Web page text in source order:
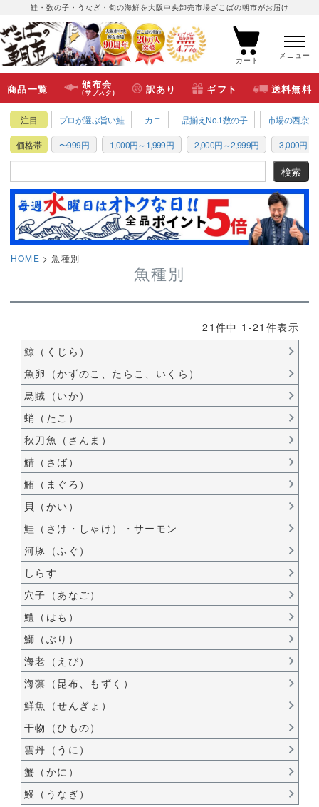
鮭・数の子・うなぎ・旬の海鮮を大阪中央卸売市場ざこばの朝市がお届け
カート
メニュー
商品一覧 頒布会
(サブスク) 訳あり ギフト 送料無料
注目 プロが選ぶ旨い鮭 カニ 品揃えNo.1数の子 市場の西京漬
価格帯 〜999円 1,000円～1,999円 2,000円～2,999円 3,000円～
HOME 魚種別
魚種別
21 件中 1 -21 件表示
鯨（くじら）
魚卵（かずのこ、たらこ、いくら）
烏賊（いか）
蛸（たこ）
秋刀魚（さんま）
鯖（さば）
鮪（まぐろ）
貝（かい）
鮭（さけ・しゃけ）・サーモン
河豚（ふぐ）
しらす
穴子（あなご）
鱧（はも）
鰤（ぶり）
海老（えび）
海藻（昆布、もずく）
鮮魚（せんぎょ）
干物（ひもの）
雲丹（うに）
蟹（かに）
鰻（うなぎ）